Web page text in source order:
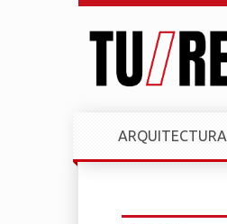
ARQUITECTURA